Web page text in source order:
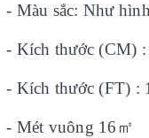
- Màu sắc: Như hình
- Kích thước (CM)
- Kích thước (FT) :
- Mét vuông 16 ㎡